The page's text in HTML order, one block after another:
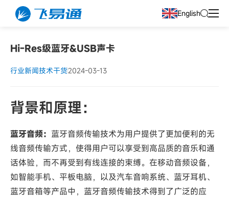
English
Hi-Res级蓝牙&USB声卡
行业新闻技术干货2024-03-13
背景和原理：
蓝牙音频： 蓝牙音频传输技术为用户提供了更加便利的无
线音频传输方式，使得用户可以享受到高品质的音乐和通
话体验，而不再受到有线连接的束缚。在移动音频设备，
如智能手机、平板电脑，以及汽车音响系统、蓝牙耳机、
蓝牙音箱等产品中，蓝牙音频传输技术得到了广泛的应